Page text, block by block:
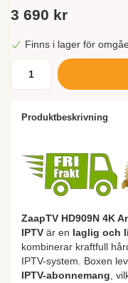
3 690 kr
Finns i lager för
Produktbeskrivning
ZaapTV HD909N 4K
IPTV är en laglig och
kombinerar kraftfull
IPTV-system. Boxen
IPTV-abonnemang,